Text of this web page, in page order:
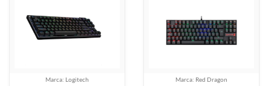
Marca: Logitech Marca: Red Dragon